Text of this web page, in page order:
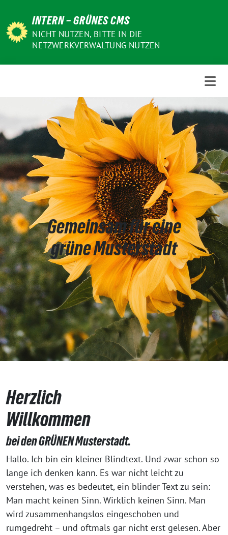
zum
Inhalt
INTERN – GRÜNES CMS
NICHT NUTZEN, BITTE IN DIE
NETZWERKVERWALTUNG NUTZEN
Gemeinsam für eine
grüne Musterstadt
Herzlich
Willkommen
bei den GRÜNEN Musterstadt.
Hallo. Ich bin ein kleiner Blindtext. Und zwar schon so
lange ich denken kann. Es war nicht leicht zu
verstehen, was es bedeutet, ein blinder Text zu sein:
Man macht keinen Sinn. Wirklich keinen Sinn. Man
wird zusammenhangslos eingeschoben und
rumgedreht – und oftmals gar nicht erst gelesen. Aber